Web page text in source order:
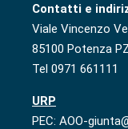
Contatti e
Viale Vincenzo
85100 Potenza PZ
Tel 0971 661111
URP
PEC: AOO-